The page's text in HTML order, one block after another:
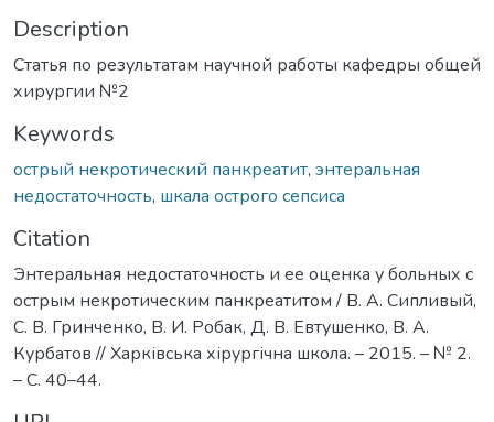
Description
Статья по результатам научной работы кафедры общей
хирургии №2
Keywords
острый некротический панкреатит, энтеральная
недостаточность, шкала острого сепсиса
Citation
Энтеральная недостаточность и ее оценка у больных с
острым некротическим панкреатитом / В. А. Сипливый,
С. В. Гринченко, В. И. Робак, Д. В. Евтушенко, В. А.
Курбатов // Харківська хірургічна школа. – 2015. – № 2.
– С. 40–44.